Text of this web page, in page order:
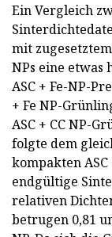
Ein Vergleich
mit
NPs eine etwas
ASC + Fe-NP-
+ Fe NP-
ASC + CC NP-
folgte dem
kompakten
endgültige
relativen
betrugen 0,81